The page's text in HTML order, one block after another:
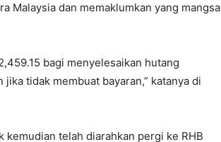
Malaysia dan memaklumkan yang mangsa
bagi menyelesaikan hutang
tidak membuat bayaran,” katanya di
kemudian telah diarahkan pergi ke RHB